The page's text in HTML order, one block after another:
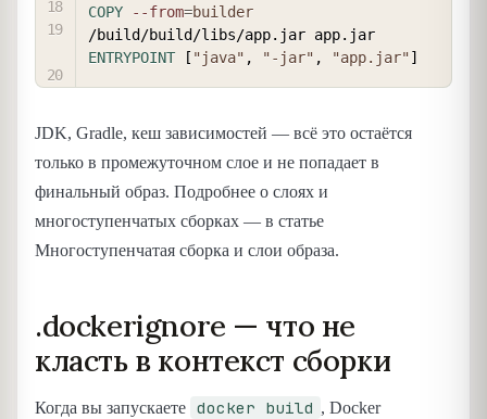
COPY
--from=builder
/build/build/libs/app.jar app.jar
ENTRYPOINT [ "java" , "-jar" , "app.jar"]
JDK, Gradle, кеш зависимостей — всё это остаётся
только в промежуточном слое и не попадает в
финальный образ. Подробнее о слоях и
многоступенчатых сборках — в статье
Многоступенчатая сборка и слои образа.
.dockerignore — что не
класть в контекст сборки
Когда вы запускаете docker build , Docker